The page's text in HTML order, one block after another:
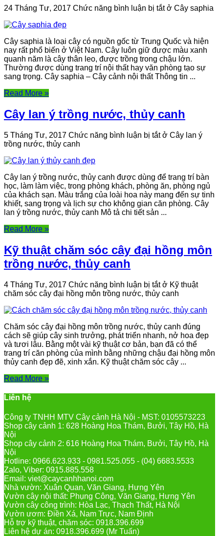
24 Tháng Tư, 2017 Chức năng bình luận bị tắtở Cây saphia
Cây saphia là loại cây có nguồn gốc từ Trung Quốc và hiện
nay rất phổ biến ở Việt Nam. Cây luôn giữ được màu xanh
quanh năm là cây thân leo, được trồng trong chậu lớn.
Thường được dùng trang trí nội thất hay văn phòng tạo sự
sang trọng. Cây saphia – Cây cảnh nội thất Thông tin ...
Read More »
Cây lan ý trồng nước, thủy canh
5 Tháng Tư, 2017 Chức năng bình luận bị tắtở Cây lan ý
trồng nước, thủy canh
Cây lan ý trồng nước, thủy canh được dùng để trang trí bàn
học, làm làm việc, trong phòng khách, phòng ăn, phòng ngủ
của khách sạn. Màu trắng của loài hoa này mang đến sự tinh
khiết, sang trọng và lịch sự cho không gian căn phòng. Cây
lan ý trồng nước, thủy canh Mô tả chi tiết sản ...
Read More »
Kỹ thuật chăm sóc cây đại hồng môn
trồng nước, thủy canh
4 Tháng Tư, 2017 Chức năng bình luận bị tắtở Kỹ thuật
chăm sóc cây đại hồng môn trồng nước, thủy canh
Chăm sóc cây đại hồng môn trồng nước, thủy canh đúng
cách sẽ giúp cây sinh trưởng, phát triển nhanh, nở hoa đẹp
và tươi lâu. Bằng một vài kỹ thuật cơ bản, bạn đã có thể
trang trí căn phòng của mình bằng những chậu đại hồng môn
thủy canh đẹp đẽ, xinh xắn. Kỹ thuật chăm sóc cây ...
Read More »
Liên hệ
Công ty TNHH MTV Cây cảnh Hà Nội - MST: 0105573223
Shop cây cảnh 1: 628 Hoàng Hoa Thám, Bưởi, Tây Hồ, Hà
Nội
Shop cây cảnh 2: 616 Hoàng Hoa Thám, Bưởi, Tây Hồ, Hà
Nội
Hotline: 0966.623.933 - 0981.525.055 - (04) 6683.5533
Zalo, Viber: 0915.885.558
Email: viet@caycanhhanoi.com
Nhà vườn: Xuân Quan, Văn Giang, Hưng Yên
Vườn cây nội thất: Phụng Công, Văn Giang, Hưng Yên
Vườn cây công trình: Hòa Lạc, Thạch Thất, Hà Nội
Vườn ươm: Điền Xá, Nam Trực, Nam Định
Hỗ trợ kỹ thuật, chăm sóc: 0918.396.699
Liên hệ dự án: 0918.396.699 (Mr Tuấn)